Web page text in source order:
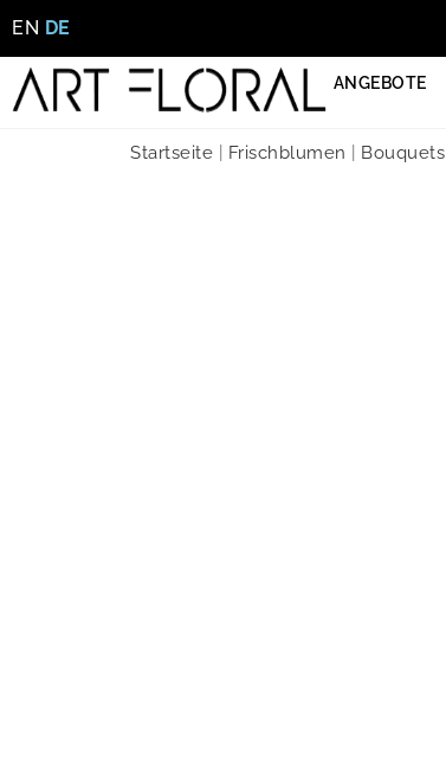
EN DE
ANGEBOTE
Startseite Frischblumen Bouquets